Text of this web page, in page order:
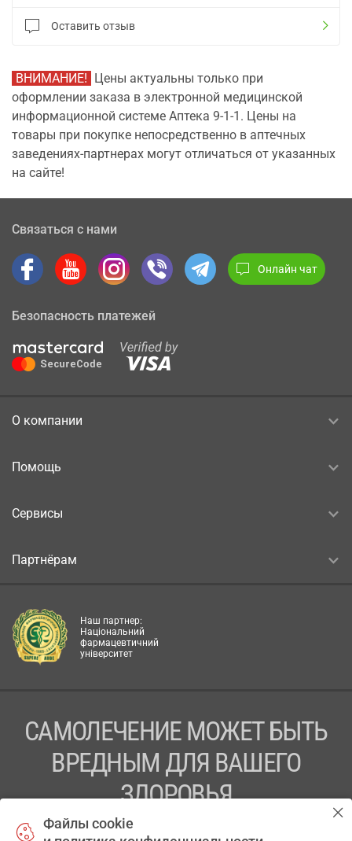
Оставить отзыв
ВНИМАНИЕ! Цены актуальны только при
оформлении заказа в электронной медицинской
информационной системе Аптека 9-1-1. Цены на
товары при покупке непосредственно в аптечных
заведениях-партнерах могут отличаться от указанных
на сайте!
Связаться с нами
Онлайн чат
Безопасность платежей
О компании
Помощь
Сервисы
Партнёрам
Наш партнер:
Національний
фармацевтичний
університет
САМОЛЕЧЕНИЕ МОЖЕТ БЫТЬ
ВРЕДНЫМ ДЛЯ ВАШЕГО
ЗДОРОВЬЯ
ПЕРЕД ПРИМЕНЕНИЕМ ПРЕПАРАТА
Файлы cookie